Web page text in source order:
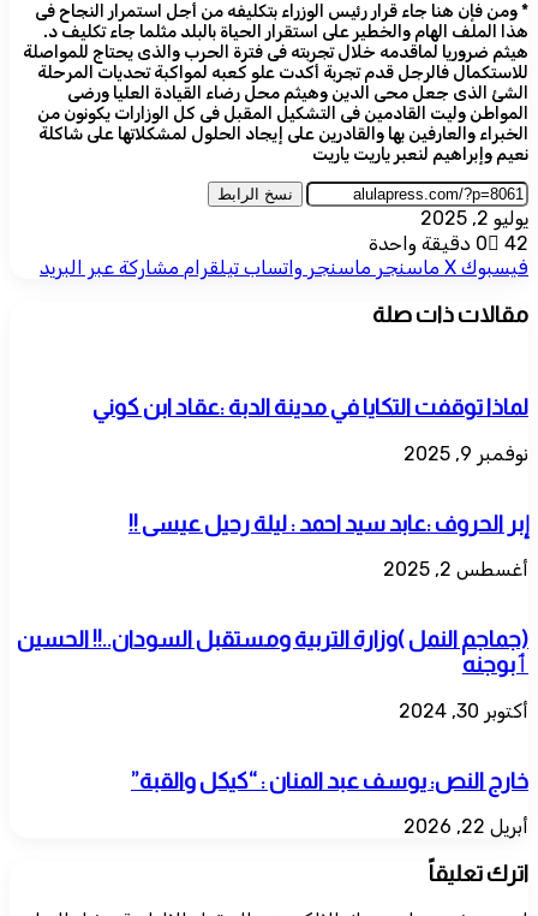
* ومن فإن هنا جاء قرار رئيس الوزراء بتكليفه من أجل استمرار النجاح فى
هذا الملف الهام والخطير على استقرار الحياة بالبلد مثلما جاء تكليف د.
هيثم ضروريا لماقدمه خلال تجربته فى فترة الحرب والذى يحتاج للمواصلة
للاستكمال فالرجل قدم تجربة أكدت علو كعبه لمواكبة تحديات المرحلة
الشئ الذى جعل محى الدين وهيثم محل رضاء القيادة العليا ورضى
المواطن وليت القادمين فى التشكيل المقبل فى كل الوزارات يكونون من
الخبراء والعارفين بها والقادرين على إيجاد الحلول لمشكلاتها على شاكلة
نعيم وإبراهيم لنعبر ياريت ياريت
نسخ الرابط
يوليو 2, 2025
0
42
دقيقة واحدة
فيسبوك ‫X ماسنجر ماسنجر واتساب تيلقرام مشاركة عبر البريد
مقالات ذات صلة
لماذا توقفت التكايا في مدينة الدبة :عقاد ابن كوني
نوفمبر 9, 2025
إبر الحروف :عابد سيد احمد : ليلة رحيل عيسى !!
أغسطس 2, 2025
(جماجم النمل )وزارة التربية ومستقبل السودان..!! الحسين
ٲبوجنه
أكتوبر 30, 2024
خارج النص: يوسف عبد المنان : “كيكل والقبة”
أبريل 22, 2026
اترك تعليقاً